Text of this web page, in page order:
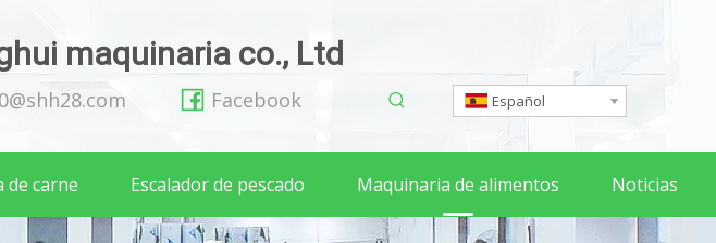
maquinaria co., Ltd
Facebook Español
de carne Escalador de pescado Maquinaria de alimentos Noticias